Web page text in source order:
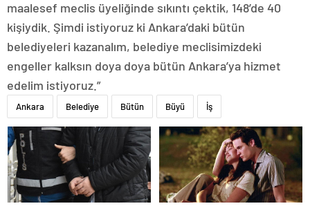
maalesef meclis üyeliğinde sıkıntı çektik, 148’de 40
kişiydik. Şimdi istiyoruz ki Ankara’daki bütün
belediyeleri kazanalım, belediye meclisimizdeki
engeller kalksın doya doya bütün Ankara’ya hizmet
edelim istiyoruz.”
Ankara Belediye Bütün Büyü İş